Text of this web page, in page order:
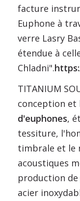
facture
Euphone à
verre Lasry
étendue à
Chladni".
TITANIUM
conception et
d'euphones,
tessiture,
timbrale et le
acoustiques
production de
acier